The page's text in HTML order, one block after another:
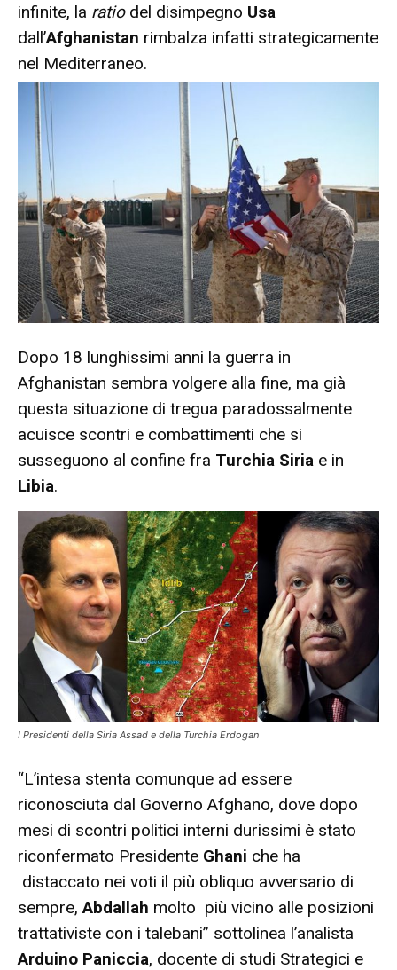
infinite, la ratiodel disimpegno Usa
dall’Afghanistan rimbalza infatti strategicamente
nel Mediterraneo.
Dopo 18 lunghissimi anni la guerra in
Afghanistan sembra volgere alla fine, ma già
questa situazione di tregua paradossalmente
acuisce scontri e combattimenti che si
susseguono al confine fra Turchia Siria e in
Libia.
I Presidenti della Siria Assad e della Turchia Erdogan
“L’intesa stenta comunque ad essere
riconosciuta dal Governo Afghano, dove dopo
mesi di scontri politici interni durissimi è stato
riconfermato Presidente Ghani che ha
distaccato nei voti il più obliquo avversario di
sempre,Abdallah molto più vicino alle posizioni
trattativiste con i talebani” sottolinea l’analista
Arduino Paniccia, docente di studi Strategici e